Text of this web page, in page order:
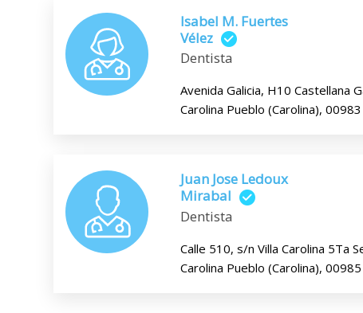
Isabel M. Fuertes
Vélez
Dentista
Avenida Galicia, H10 Castellana
Carolina Pueblo (Carolina), 00983
Juan Jose Ledoux
Mirabal
Dentista
Calle 510, s/n Villa Carolina 5Ta
Carolina Pueblo (Carolina), 00985